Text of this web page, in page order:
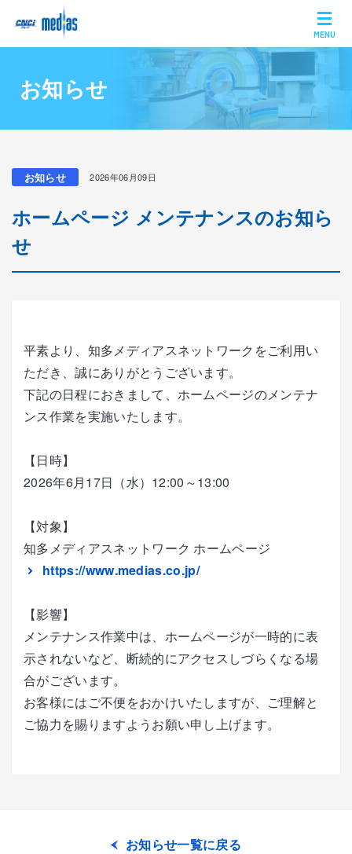
MENU
お知らせ
お知らせ 2026年06月09日
ホームページ メンテナンスのお知ら
せ
平素より、知多メディアスネットワークをご利用い
ただき、誠にありがとうございます。
下記の日程におきまして、ホームページのメンテナ
ンス作業を実施いたします。
【日時】
2026年6月17日（水）12:00～13:00
【対象】
知多メディアスネットワーク ホームページ
https://www.medias.co.jp/
【影響】
メンテナンス作業中は、ホームページが一時的に表
示されないなど、断続的にアクセスしづらくなる場
合がございます。
お客様にはご不便をおかけいたしますが、ご理解と
ご協力を賜りますようお願い申し上げます。
お知らせ一覧に戻る